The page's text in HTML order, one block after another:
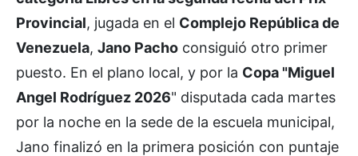
Provincial, jugada en el Complejo República de
Venezuela, Jano Pacho consiguió otro primer
puesto. En el plano local, y por la Copa "Miguel
Angel Rodríguez 2026" disputada cada martes
por la noche en la sede de la escuela municipal,
Jano finalizó en la primera posición con puntaje